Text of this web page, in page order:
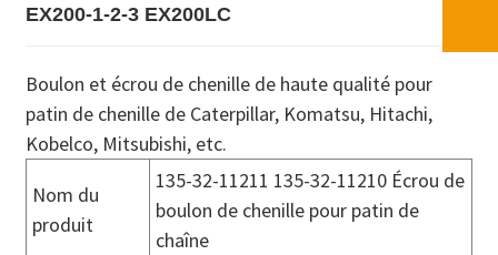
EX200-1-2-3 EX200LC
Boulon et écrou de chenille de haute qualité pour
patin de chenille de Caterpillar, Komatsu, Hitachi,
Kobelco, Mitsubishi, etc.
Nom du
produit
135-32-11211 135-32-11210 Écrou de
boulon de chenille pour patin de
chaîne